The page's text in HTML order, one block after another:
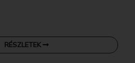
RÉSZLETEK